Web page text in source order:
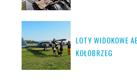
LOTY WIDOKOWE
KOŁOBRZEG